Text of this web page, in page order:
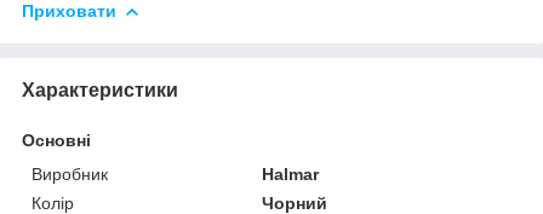
Приховати
Характеристики
Основні
Виробник
Halmar
Колір
Чорний